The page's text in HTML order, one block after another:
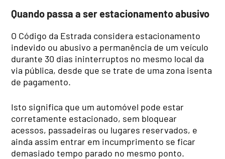
Quando passa a ser estacionamento abusivo
O Código da Estrada considera estacionamento
indevido ou abusivo a permanência de um veículo
durante 30 dias ininterruptos no mesmo local da
via pública, desde que se trate de uma zona isenta
de pagamento.
Isto significa que um automóvel pode estar
corretamente estacionado, sem bloquear
acessos, passadeiras ou lugares reservados, e
ainda assim entrar em incumprimento se ficar
demasiado tempo parado no mesmo ponto.